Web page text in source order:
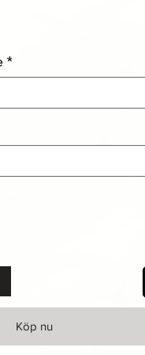
*
Köp nu